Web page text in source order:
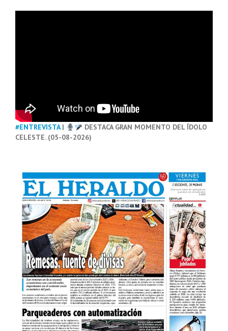
#ENTREVISTA|
DESTACA GRAN MOMENTO DEL ÍDOLO
CELESTE. (05-08-2026)